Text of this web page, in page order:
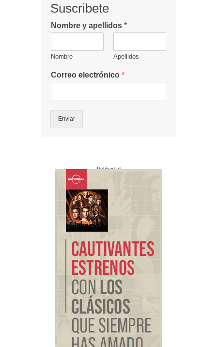
Suscribete
Nombre y apellidos *
Nombre Apellidos
Correo electrónico *
Enviar
Publicidad